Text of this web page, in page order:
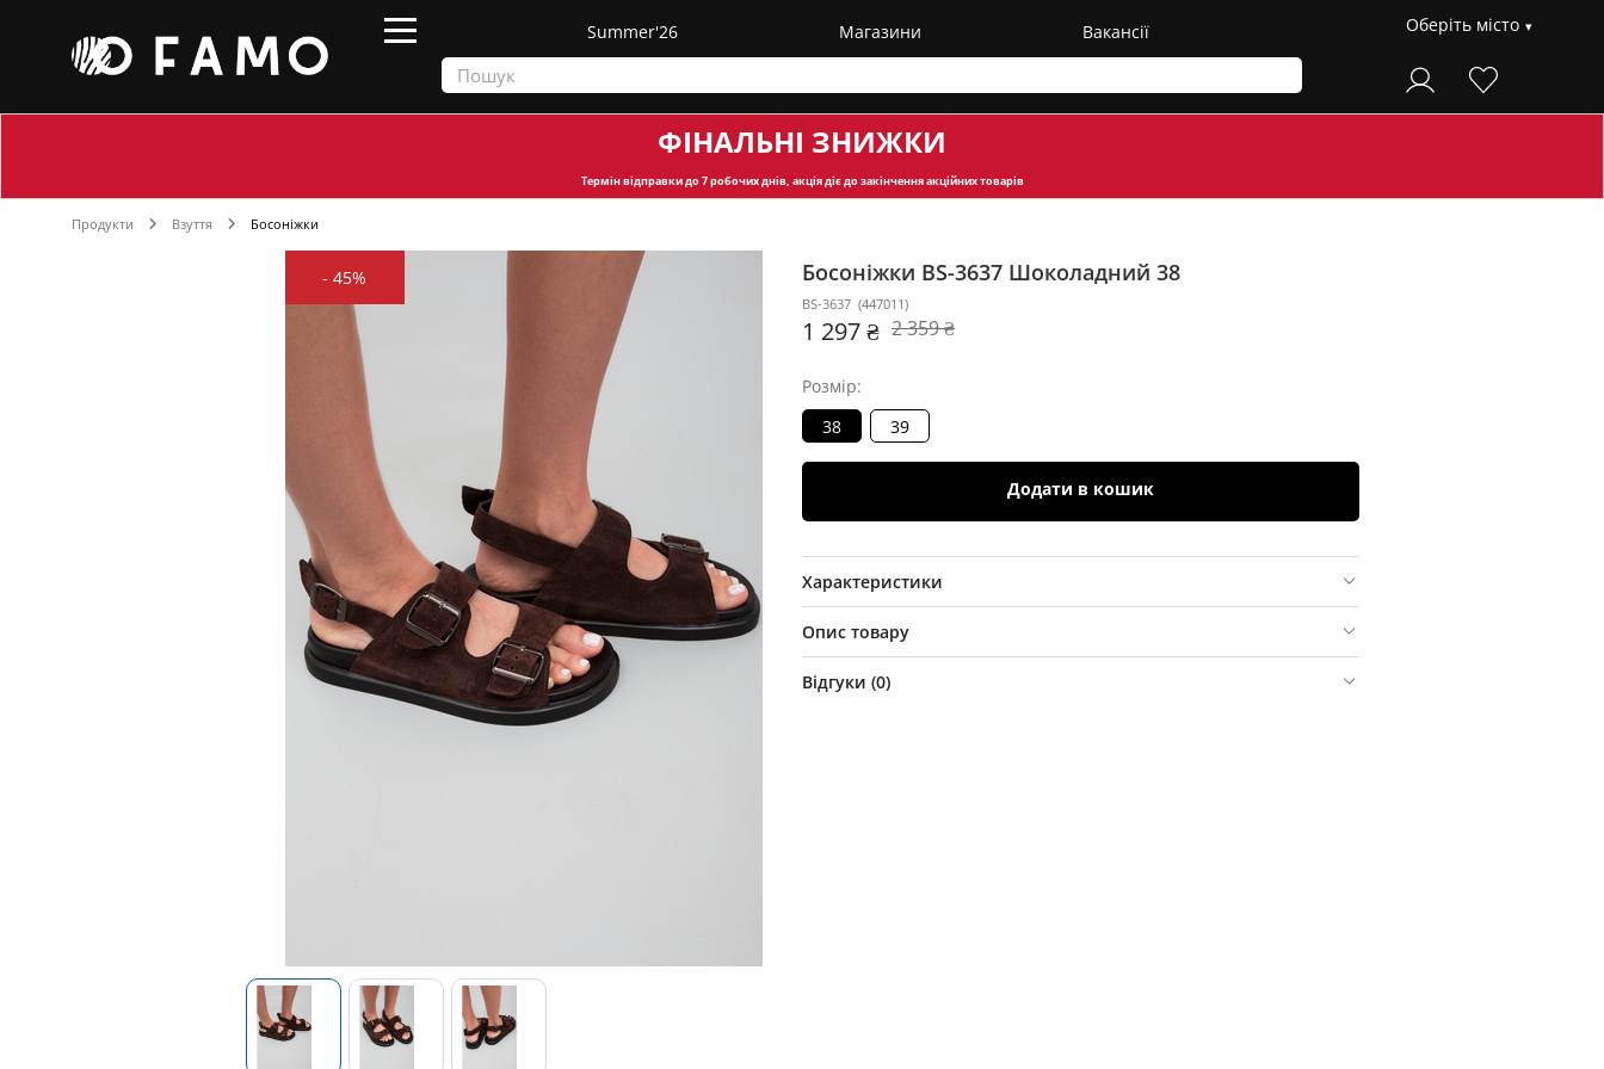
Summer'26 Магазини Вакансії Оберіть місто
ФІНАЛЬНІ ЗНИЖКИ
Термін відправкидо 7 робочих днів, акція діє до закінчення акційних товарів
Продукти Взуття Босоніжки
-45% Босоніжки BS-3637 Шоколадний 38
BS-3637 (447011)
1 297 ₴ 2 359 ₴
Розмір:
38
39
Додати в кошик
Характеристики
Опис товару
Відгуки (0)